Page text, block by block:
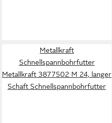
Metallkraft
Schnellspannbohrfutter
Metallkraft 3877502 M 24, langer
Schaft Schnellspannbohrfutter